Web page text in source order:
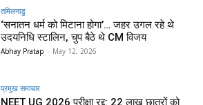
तमिलनाडु
‘सनातन धर्म को मिटाना होगा’… जहर उगल रहे थे
उदयनिधि स्टालिन, चुप बैठे थे CM विजय
Abhay Pratap - May 12, 2026
प्रमुख समाचार‎
NEET UG 2026 परीक्षा रद्द: 22 लाख छात्रों को